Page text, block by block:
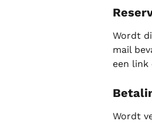
Wordt
mail
een link
Wordt